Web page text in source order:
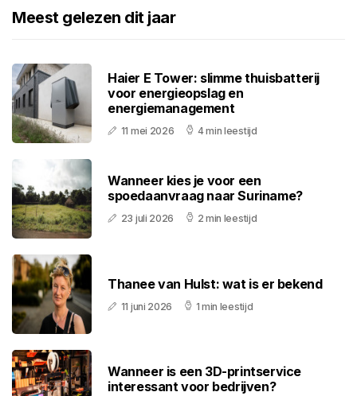
Meest gelezen dit jaar
Haier E Tower: slimme thuisbatterij
voor energieopslag en
energiemanagement
11 mei 2026 4 min leestijd
Wanneer kies je voor een
spoedaanvraag naar Suriname?
23 juli 2026 2 min leestijd
Thanee van Hulst: wat is er bekend
11 juni 2026 1 min leestijd
Wanneer is een 3D-printservice
interessant voor bedrijven?